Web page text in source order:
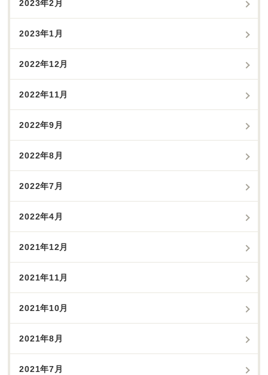
2023年2月
2023年1月
2022年12月
2022年11月
2022年9月
2022年8月
2022年7月
2022年4月
2021年12月
2021年11月
2021年10月
2021年8月
2021年7月